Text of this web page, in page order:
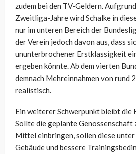
zudem bei den TV-Geldern.
Zweitliga-Jahre wird Schalke in
nur im unteren Bereich der
der Verein jedoch davon aus, dass
ununterbrochener Erstklassigkeit
ergeben könnte. Ab dem vierten
demnach Mehreinnahmen von rund
realistisch.
Ein weiterer Schwerpunkt bleibt die
Sollte die geplante Genossenschaft
Mittel einbringen, sollen diese unter
Gebäude und bessere